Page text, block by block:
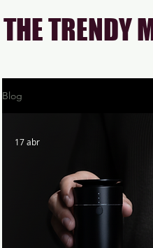
THE TRENDY
Blog
17 abr